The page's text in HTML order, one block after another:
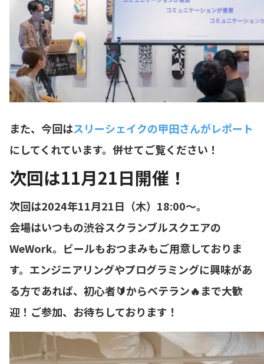
また、今回はスリーシェイクの甲田さんがレポート
にしてくれています。併せてご覧ください！
次回は11月21日開催！
次回は2024年11月21日（木）18:00〜。
会場はいつもの渋谷スクランブルスクエアの
WeWork。ビールもおつまみもご用意しておりま
す。エンジニアリングやプログラミングに興味があ
る方であれば、初心者🔰からベテラン🔥まで大歓
迎！ご参加、お待ちしております！